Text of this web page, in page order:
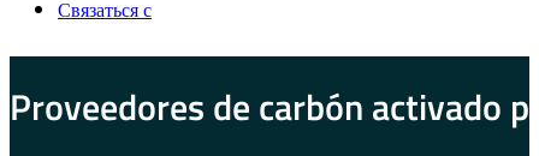
Связаться с
Proveedores de carbón activado